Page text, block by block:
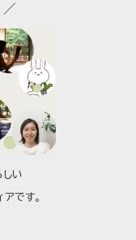
しい
です。